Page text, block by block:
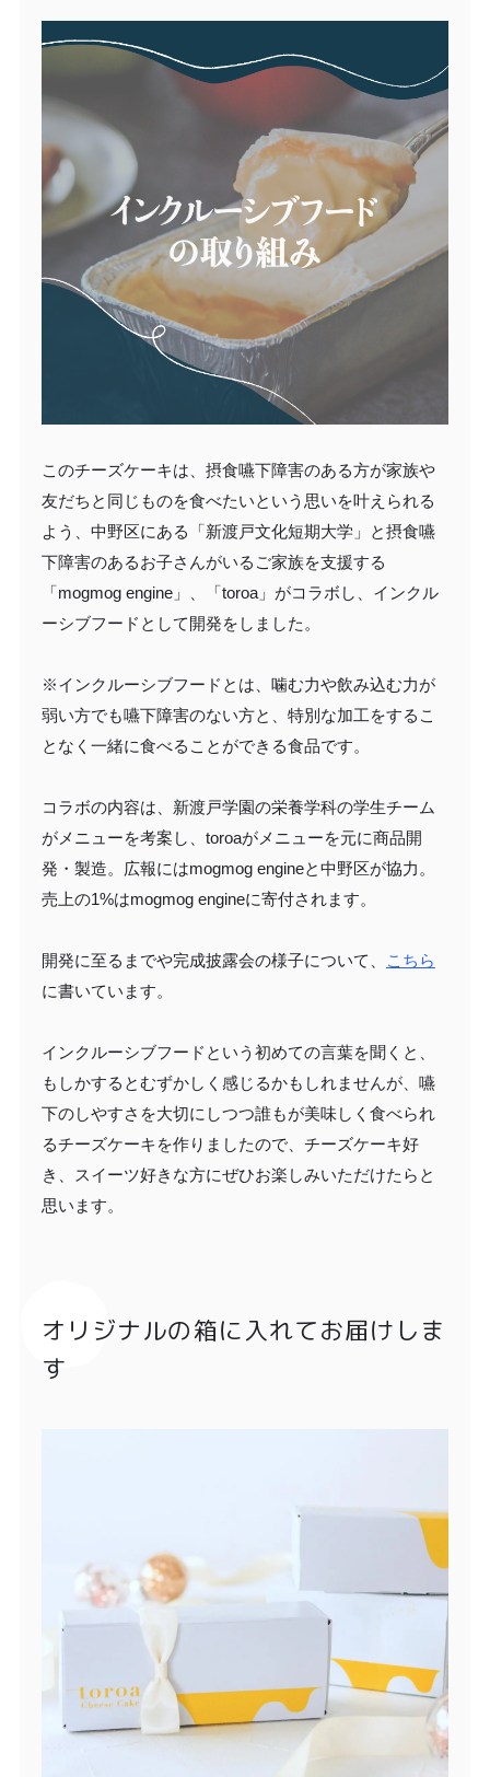
このチーズケーキは、摂食嚥下障害のある方が家族や
友だちと同じものを食べたいという思いを叶えられる
よう、中野区にある「新渡戸文化短期大学」と摂食嚥
下障害のあるお子さんがいるご家族を支援する
「mogmog engine」、「toroa」がコラボし、インクル
ーシブフードとして開発をしました。
※インクルーシブフードとは、噛む力や飲み込む力が
弱い方でも嚥下障害のない方と、特別な加工をするこ
となく一緒に食べることができる食品です。
コラボの内容は、新渡戸学園の栄養学科の学生チーム
がメニューを考案し、toroaがメニューを元に商品開
発・製造。広報にはmogmog engineと中野区が協力。
売上の1%はmogmog engineに寄付されます。
開発に至るまでや完成披露会の様子について、
こちら
に書いています。
インクルーシブフードという初めての言葉を聞くと、
もしかするとむずかしく感じるかもしれませんが、嚥
下のしやすさを大切にしつつ誰もが美味しく食べられ
るチーズケーキを作りましたので、チーズケーキ好
き、スイーツ好きな方にぜひお楽しみいただけたらと
思います。
オリジナルの箱に入れてお届けしま
す